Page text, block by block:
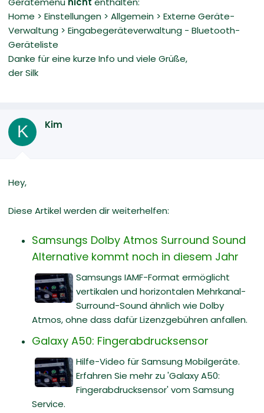
Home > Einstellungen > Allgemein > Externe Geräte-
Verwaltung > Eingabegeräteverwaltung - Bluetooth-
Geräteliste
Danke für eine kurze Info und viele Grüße,
der Silk
K Kim
Hey,
Diese Artikel werden dir weiterhelfen:
Samsungs Dolby Atmos Surround Sound
Alternative kommt noch in diesem Jahr
Samsungs IAMF-Format ermöglicht
vertikalen und horizontalen Mehrkanal-
Surround-Sound ähnlich wie Dolby
Atmos, ohne dass dafür Lizenzgebühren anfallen.
Galaxy A50: Fingerabdrucksensor
Hilfe-Video für Samsung Mobilgeräte.
Erfahren Sie mehr zu 'Galaxy A50:
Fingerabdrucksensor' vom Samsung
Service.